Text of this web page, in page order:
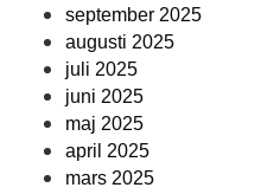
september 2025
augusti 2025
juli 2025
juni 2025
maj 2025
april 2025
mars 2025